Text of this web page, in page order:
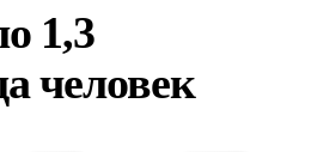
1,3
человек